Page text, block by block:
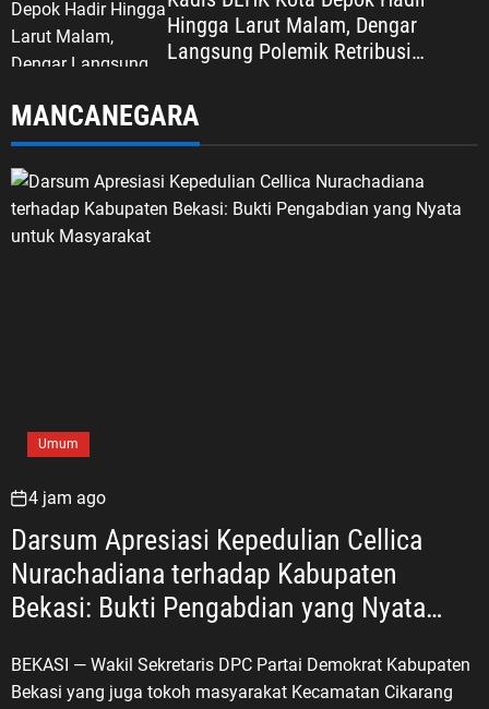
Hingga Larut Malam, Dengar
Langsung Polemik Retribusi
MANCANEGARA
Umum
4 jam ago
Darsum Apresiasi Kepedulian Cellica
Nurachadiana terhadap Kabupaten
Bekasi: Bukti Pengabdian yang Nyata
BEKASI — Wakil Sekretaris DPC Partai Demokrat Kabupaten
Bekasi yang juga tokoh masyarakat Kecamatan Cikarang